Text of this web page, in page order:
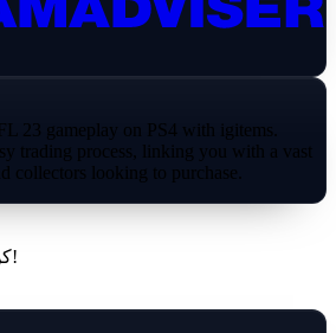
23 gameplay on PS4 with igitems.
trading process, linking you with a vast
collectors looking to purchase.
كن أول من يبيع هذا المنتج!